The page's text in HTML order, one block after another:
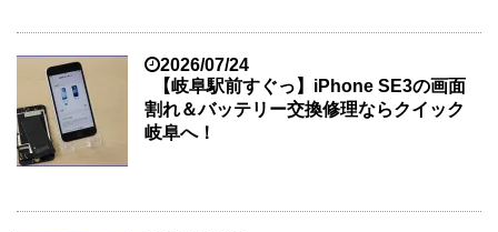
2026/07/24
【岐阜駅前すぐっ】iPhone SE3の画面
割れ＆バッテリー交換修理ならクイック
岐阜へ！